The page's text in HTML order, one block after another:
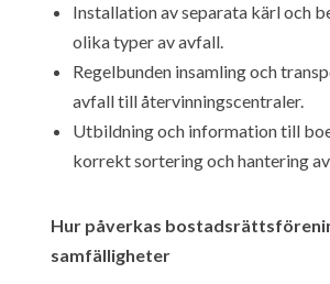
Installation av separata kärl och
olika typer av avfall.
Regelbunden insamling och
avfall till återvinningscentraler.
Utbildning och information till
korrekt sortering och hantering
Hur påverkas
samfälligheter